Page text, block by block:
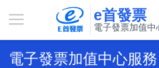
e首發票
電子發票加值中
電子發票加值中心服務